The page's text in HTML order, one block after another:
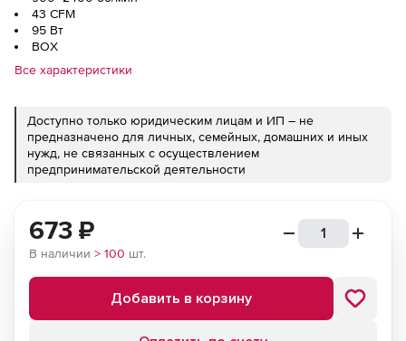
43 CFM
95 Вт
BOX
Все характеристики
Доступно только юридическим лицам и ИП – не
предназначено для личных, семейных, домашних и иных
нужд, не связанных с осуществлением
предпринимательской деятельности
673 ₽
В наличии > 100 шт.
Добавить в корзину